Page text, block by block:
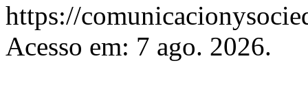
https://
Acesso em: 7 ago. 2026.